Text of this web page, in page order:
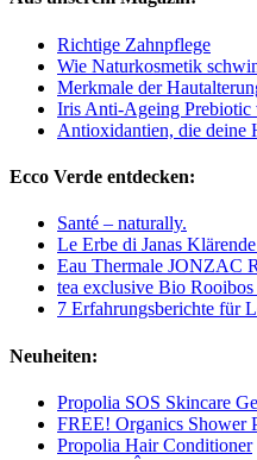
Richtige Zahnpflege
Wie Naturkosmetik
Merkmale der
Iris Anti-Ageing Prebiotic
Antioxidantien, die deine
Ecco Verde entdecken:
Santé – naturally.
Le Erbe di Janas
Eau Thermale JONZAC
tea exclusive Bio Rooibos
7 Erfahrungsberichte für
Neuheiten:
Propolia SOS Skincare
FREE! Organics Shower
Propolia Hair Conditioner